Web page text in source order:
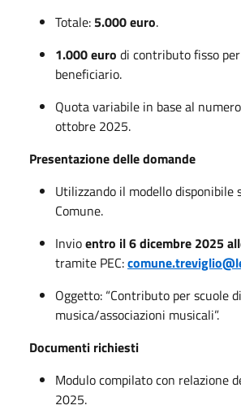
Totale: 5.000 euro.
1.000 euro di contributo fisso
beneficiario.
Quota variabile in base al
ottobre 2025.
Presentazione delle domande
Utilizzando il modello disponibile
Comune.
Invioentro il 6 dicembre 2025
tramite PEC:
Oggetto: “Contributo per scuole di
musica/associazioni musicali”.
Documenti richiesti
Modulo compilato con relazione
2025.